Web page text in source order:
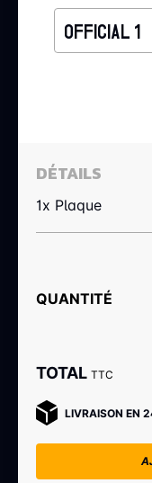
OFFICIAL 1
DÉTAILS
1x Plaque
QUANTITÉ
TOTAL TTC
LIVRAISON EN